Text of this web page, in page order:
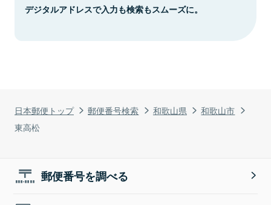
日本郵便トップ 郵便番号検索 和歌山県
和歌山市
東高松
デジタルアドレスで入力も検索もスムーズに。
郵便番号を調べる